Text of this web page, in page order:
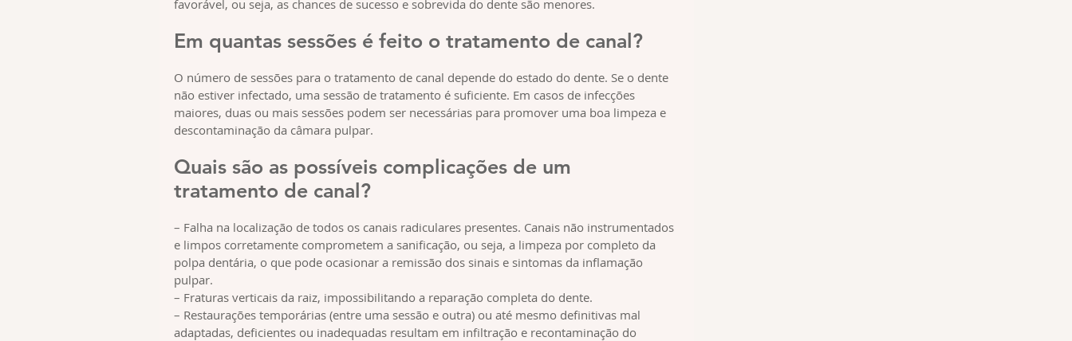
favorável, ou seja, as chances de sucesso e sobrevida do dente são menores.
Em quantas sessões é feito o tratamento de canal?
O número de sessões para o tratamento de canal depende do estado do dente. Se o dente
não estiver infectado, uma sessão de tratamento é suficiente. Em casos de infecções
maiores, duas ou mais sessões podem ser necessárias para promover uma boa limpeza e
descontaminação da câmara pulpar.
Quais são as possíveis complicações de um
tratamento de canal?
– Falha na localização de todos os canais radiculares presentes. Canais não instrumentados
e limpos corretamente comprometem a sanificação, ou seja, a limpeza por completo da
polpa dentária, o que pode ocasionar a remissão dos sinais e sintomas da inflamação
pulpar.
– Fraturas verticais da raiz, impossibilitando a reparação completa do dente.
– Restaurações temporárias (entre uma sessão e outra) ou até mesmo definitivas mal
adaptadas, deficientes ou inadequadas resultam em infiltração e recontaminação do